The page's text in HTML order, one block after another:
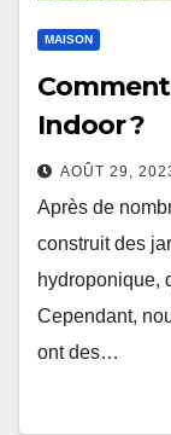
MAISON
Indoor ?
AOÛT 29,
Après de
construit des
hydroponique,
Cependant,
ont des…